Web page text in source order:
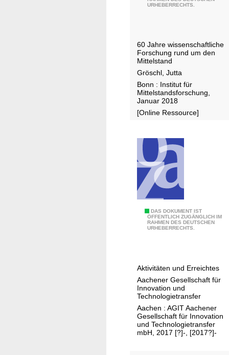
r
I
n
f
o
r
m
k
URHEBERRECHTS.
r
e
I
f
M
B
o
60 Jahre wissenschaftliche
Forschung rund um den
Mittelstand
Gröschl, Jutta
Bonn : Institut für
Mittelstandsforschung,
Januar 2018
[Online Ressource]
DAS DOKUMENT IST
ÖFFENTLICH ZUGÄNGLICH IM
RAHMEN DES DEUTSCHEN
URHEBERRECHTS.
J
a
h
r
e
s
Aktivitäten und Erreichtes
Aachener Gesellschaft für
Innovation und
Technologietransfer
Aachen : AGIT Aachener
Gesellschaft für Innovation
und Technologietransfer
mbH, 2017 [?]-, [2017?]-